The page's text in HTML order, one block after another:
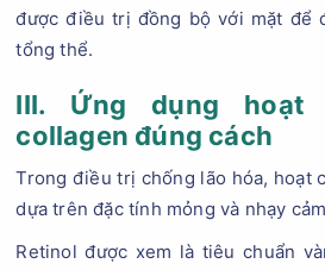
được điều trị đồng bộ với mặt để
tổng thể.
III. Ứng dụng
collagen đúng cách
Trong điều trị chống lão hóa, hoạt
dựa trên đặc tính mỏng và nhạy
Retinol được xem là tiêu chuẩn